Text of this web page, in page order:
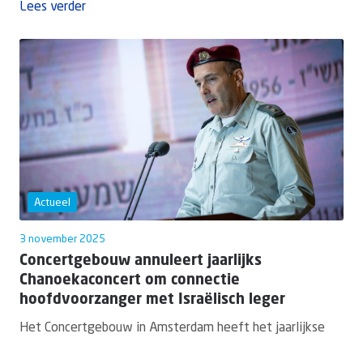
Lees verder
Actueel
3 november 2025
Concertgebouw annuleert jaarlijks
Chanoekaconcert om connectie
hoofdvoorzanger met Israëlisch leger
Het Concertgebouw in Amsterdam heeft het jaarlijkse